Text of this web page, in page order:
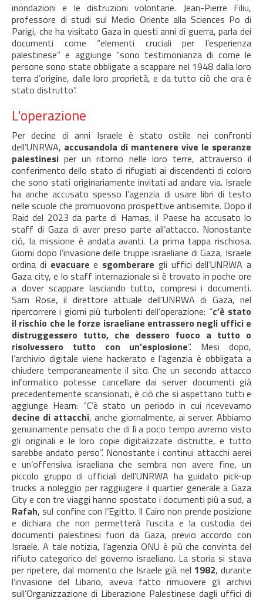
inondazioni e le distruzioni volontarie. Jean-Pierre Filiu,
professore di studi sul Medio Oriente alla Sciences Po di
Parigi, che ha visitato Gaza in questi anni di guerra, parla dei
documenti come “elementi cruciali per l’esperienza
palestinese” e aggiunge “sono testimonianza di come le
persone sono state obbligate a scappare nel 1948 dalla loro
terra d’origine, dalle loro proprietà, e da tutto ciò che ora è
stato distrutto”.
L'operazione
Per decine di anni Israele è stato ostile nei confronti
dell’UNRWA, accusandola di mantenere vive le speranze
palestinesiper un ritorno nelle loro terre, attraverso il
conferimento dello stato di rifugiati ai discendenti di coloro
che sono stati originariamente invitati ad andare via. Israele
ha anche accusato spesso l’agenzia di usare libri di testo
nelle scuole che promuovono prospettive antisemite. Dopo il
Raid del 2023 da parte di Hamas, il Paese ha accusato lo
staff di Gaza di aver preso parte all’attacco. Nonostante
ciò, la missione è andata avanti. La prima tappa rischiosa.
Giorni dopo l’invasione delle truppe israeliane di Gaza, Israele
ordina di evacuaree sgomberare gli uffici dell’UNRWA a
Gaza city, e lo staff internazionale si è trovato in poche ore
a dover scappare lasciando tutto, compresi i documenti.
Sam Rose, il direttore attuale dell’UNRWA di Gaza, nel
ripercorrere i giorni più turbolenti dell’operazione: “c’è stato
il rischio che le forze israeliane entrassero negli uffici e
distruggessero tutto, che dessero fuoco a tutto o
risolvessero tutto con un’esplosione”. Mesi dopo,
l’archivio digitale viene hackerato e l’agenzia è obbligata a
chiudere temporaneamente il sito. Che un secondo attacco
informatico potesse cancellare dai server documenti già
precedentemente scansionati, è ciò che si aspettano tutti e
aggiunge Hearn: “C’è stato un periodo in cui ricevevamo
decine di attacchi, anche giornalmente, ai server. Abbiamo
genuinamente pensato che di lì a poco tempo avremo visto
gli originali e le loro copie digitalizzate distrutte, e tutto
sarebbe andato perso”. Nonostante i continui attacchi aerei
e un’offensiva israeliana che sembra non avere fine, un
piccolo gruppo di ufficiali dell’UNRWA ha guidato pick-up
trucks a noleggio per raggiugere il quartier generale a Gaza
City e con tre viaggi hanno spostato i documenti più a sud, a
Rafah, sul confine con l’Egitto. Il Cairo non prende posizione
e dichiara che non permetterà l’uscita e la custodia dei
documenti palestinesi fuori da Gaza, previo accordo con
Israele. A tale notizia, l’agenzia ONU è più che convinta del
rifiuto categorico del governo israeliano. La storia si stava
per ripetere, dal momento che Israele già nel 1982, durante
l’invasione del Libano, aveva fatto rimuovere gli archivi
sull’Organizzazione di Liberazione Palestinese dagli uffici di